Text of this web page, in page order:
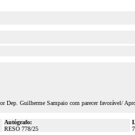
Dep. Guilherme Sampaio com parecer favorável/
Autógrafo:
RESO 778/25